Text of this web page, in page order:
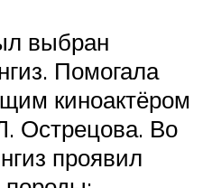
выбран
Помогала
киноактёром
Острецова. Во
проявил